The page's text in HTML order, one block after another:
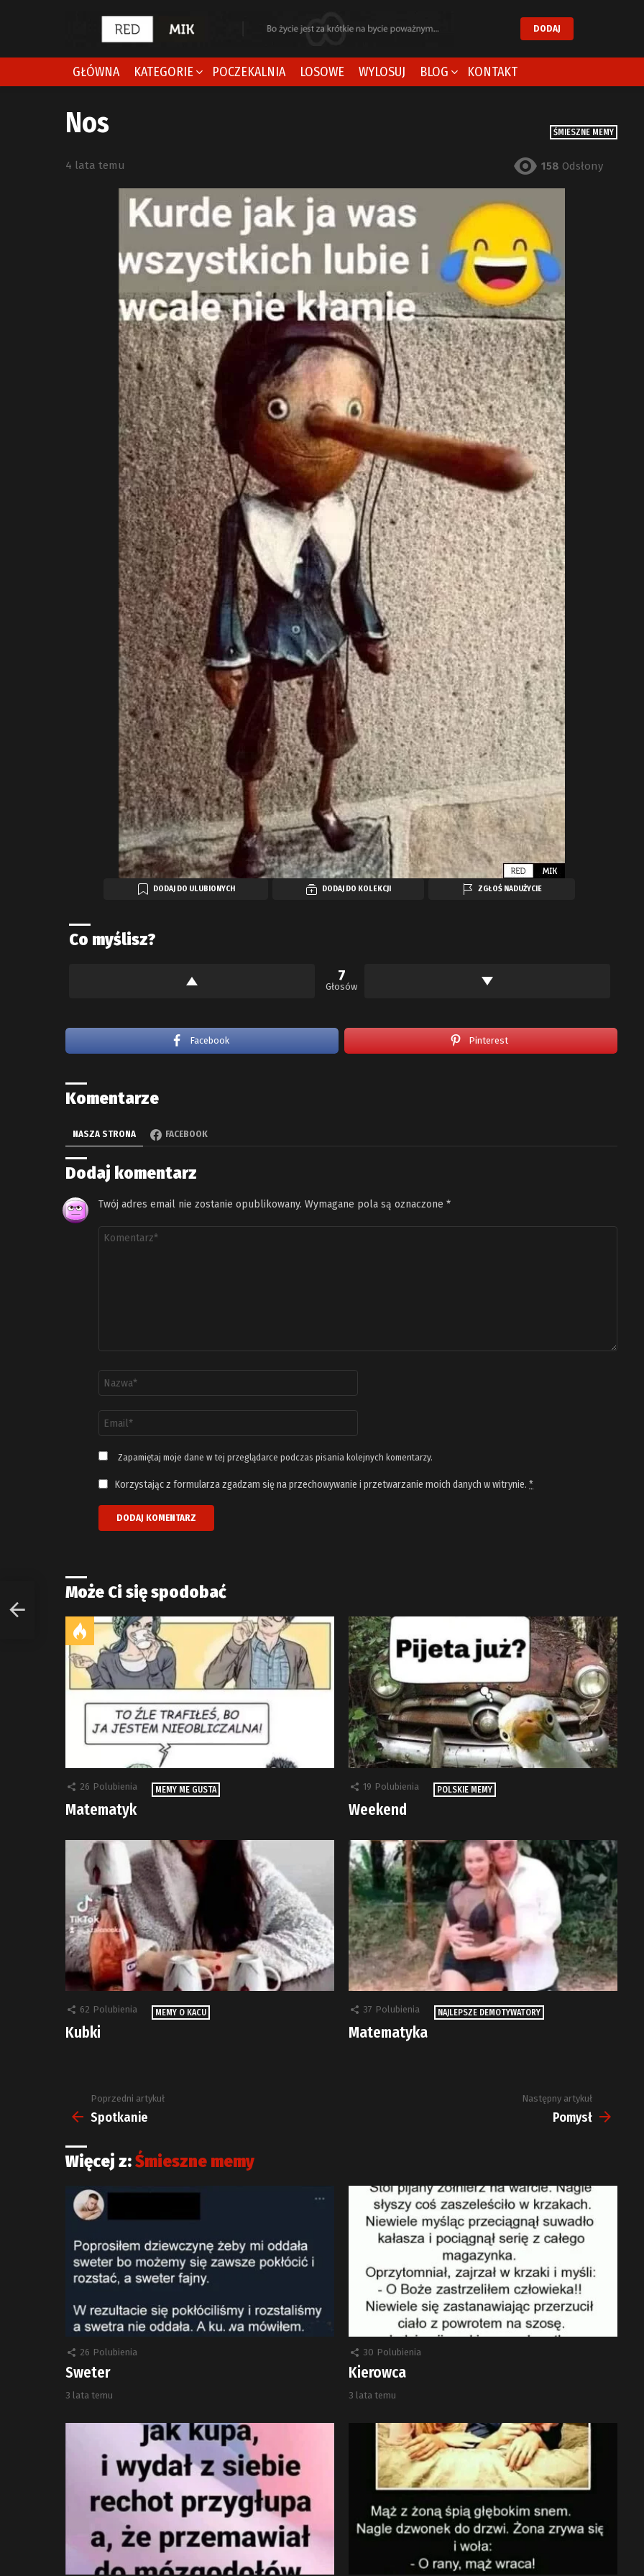
DODAJ
GŁÓWNA KATEGORIE POCZEKALNIA LOSOWE WYLOSUJ BLOG KONTAKT
ŚMIESZNE MEMY
Nos
4 lata temu 158 Odsłony
DODAJ DO ULUBIONYCH DODAJ DO KOLEKCJI ZGŁOŚ NADUŻYCIE
Co myślisz?
7
Głosów
Facebook Pinterest
Komentarze
NASZA STRONA FACEBOOK
Dodaj komentarz
Twój adres email nie zostanie opublikowany. Wymagane pola są oznaczone *
Komentarz
email
*
Zapamiętaj moje dane w tej przeglądarce podczas pisania kolejnych komentarzy.
Korzystając z formularza zgadzam się na przechowywanie i przetwarzanie moich danych w witrynie. *
Może Ci się spodobać
26 Polubienia MEMY ME GUSTA
Matematyk
19 Polubienia POLSKIE MEMY
Weekend
62 Polubienia MEMY O KACU
Kubki
37 Polubienia NAJLEPSZE DEMOTYWATORY
Matematyka
Zobacz
więcej
Poprzedni artykuł
Spotkanie
Następny artykuł
Pomysł
Więcej z:Śmieszne memy
26 Polubienia
Sweter
3 lata temu
30 Polubienia
Kierowca
3 lata temu